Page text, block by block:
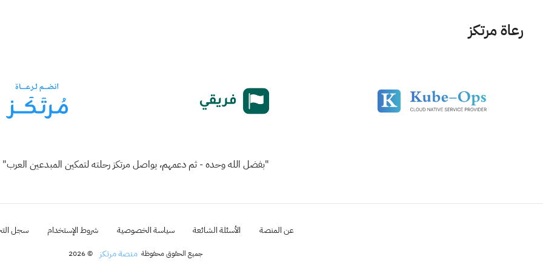
رعاة مرتكز
"بفضل الله وحده - ثم دعمهم، يواصل مرتكز رحلته لتمكين المبدعين العرب"
عن المنصة الأسئلة الشائعة سياسة الخصوصية شروط الإستخدام سجل
جميع الحقوق محفوظة منصة مرتكز © 2026